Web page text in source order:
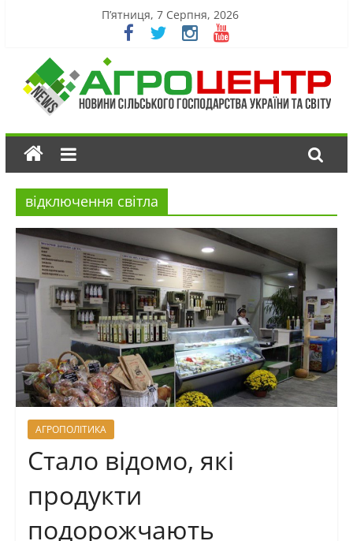
П’ятниця, 7 Серпня, 2026
відключення світла
АГРОПОЛІТИКА
Стало відомо, які
продукти
подорожчають